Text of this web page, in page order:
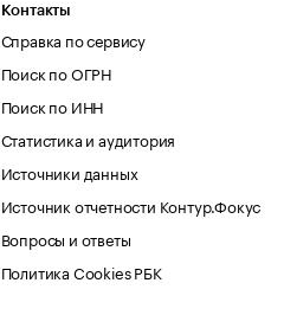
Контакты
Справка по сервису
Поиск по ОГРН
Поиск по ИНН
Статистика и аудитория
Источники данных
Источник отчетности Контур.Фокус
Вопросы и ответы
Политика Cookies РБК